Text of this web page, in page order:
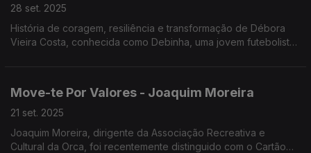
28 set. 2025
História de coragem, resiliência e transformação de Débora
Vieira Costa, conhecida como Debinha, uma jovem futebolista
Move-te Por Valores - Joaquim Moreira
21 set. 2025
Joaquim Moreira, dirigente da Associação Recreativa e
Cultural da Orca, foi recentemente distinguido com o Cartão